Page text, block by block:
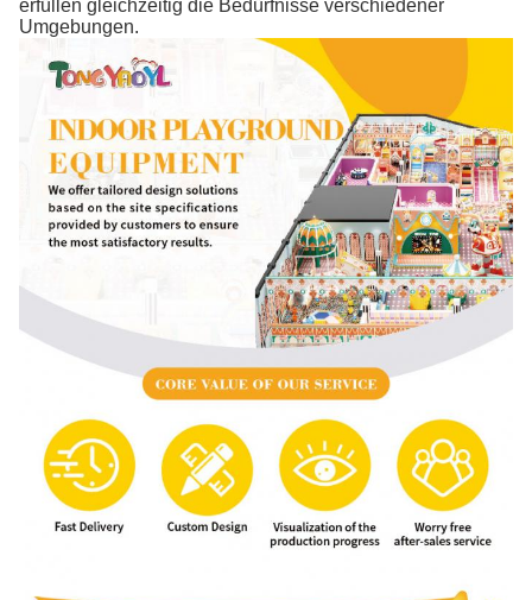
erfüllen gleichzeitig die Bedürfnisse verschiedener
Umgebungen.